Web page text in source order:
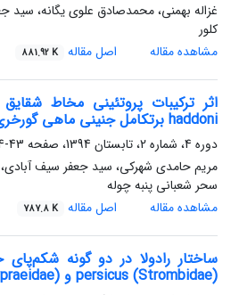
غزاله بهمنی، محمدصادق علوی یگانه، سید
کلور
مشاهده مقاله
اصل مقاله 881.92 K
haddoni برتکامل جنینی ماهی گورخریDanio rerio
دوره 4، شماره 2، تابستان 1394، صفحه
43-54
مریم حامدی شهرکی، سید جعفر سیف آبادی،
سحر شعبانی پنبه چوله
مشاهده مقاله
اصل مقاله 787.8 K
persicus (Strombidae) و Mauritia grayana (Cypraeidae)